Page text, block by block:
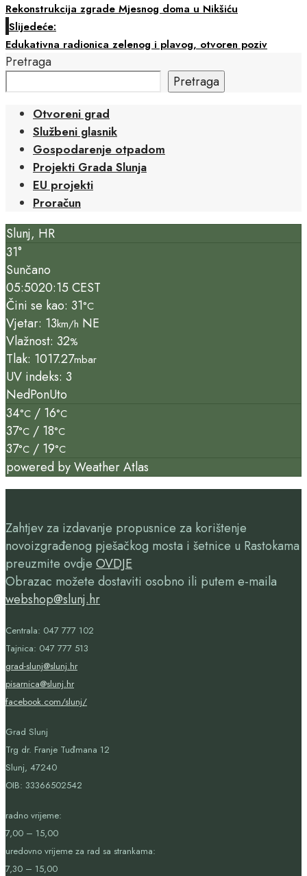
Rekonstrukcija zgrade Mjesnog doma u Nikšiću
Slijedeće:
Edukativna radionica zelenog i plavog, otvoren poziv
Pretraga
Pretraga
Otvoreni grad
Službeni glasnik
Gospodarenje otpadom
Projekti Grada Slunja
EU projekti
Proračun
Slunj, HR
31°
Sunčano
05:5020:15 CEST
Čini se kao: 31°C
Vjetar: 13km/h NE
Vlažnost: 32%
Tlak: 1017.27mbar
UV indeks: 3
NedPonUto
34°C / 16°C
37°C / 18°C
37°C / 19°C
powered byWeather Atlas
Zahtjev za izdavanje propusnice za korištenje
novoizgrađenog pješačkog mosta i šetnice u Rastokama
preuzmite ovdje OVDJE
Obrazac možete dostaviti osobno ili putem e-maila
webshop@slunj.hr
Centrala: 047 777 102
Tajnica: 047 777 513
grad-slunj@slunj.hr
pisarnica@slunj.hr
facebook.com/slunj/
Grad Slunj
Trg dr. Franje Tuđmana 12
Slunj, 47240
OIB: 33366502542
radno vrijeme:
7,00 – 15,00
uredovno vrijeme za rad sa strankama:
7,30 – 15,00